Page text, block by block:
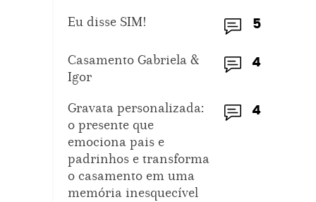
5
Eu disse SIM!
4
Casamento Gabriela &
Igor
4
Gravata personalizada:
o presente que
emociona pais e
padrinhos e transforma
o casamento em uma
memória inesquecível